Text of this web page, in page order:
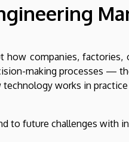
how companies,
making processes —
works in
to future challenges with